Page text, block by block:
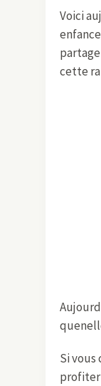
Voici
cette
Si vous
profiter